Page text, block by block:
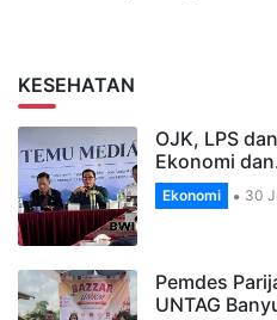
KESEHATAN
OJK, LPS
Ekonomi
Ekonomi 30
Pemdes
UNTAG